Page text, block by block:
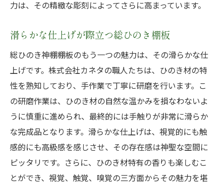
力は、その精緻な彫刻によってさらに高まっています。
滑らかな仕上げが際立つ総ひのき棚板
総ひのき神棚棚板のもう一つの魅力は、その滑らかな仕
上げです。株式会社カネタの職人たちは、ひのき材の特
性を熟知しており、手作業で丁寧に研磨を行います。こ
の研磨作業は、ひのき材の自然な温かみを損なわないよ
うに慎重に進められ、最終的には手触りが非常に滑らか
な完成品となります。滑らかな仕上げは、視覚的にも触
感的にも高級感を感じさせ、その存在感は神聖な空間に
ピッタリです。さらに、ひのき材特有の香りも楽しむこ
とができ、視覚、触覚、嗅覚の三方面からその魅力を堪